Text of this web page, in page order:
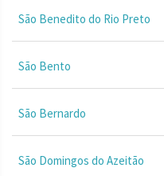
São Benedito do Rio Preto
São Bento
São Bernardo
São Domingos do Azeitão